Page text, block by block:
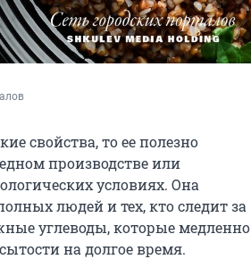
свойства, то ее полезно
производстве или
условиях. Она
людей и тех, кто следит за
углеводы, которые медленно
на долгое время.